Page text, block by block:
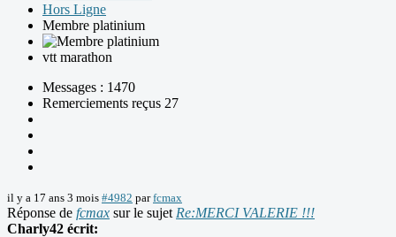
Hors Ligne
Membre platinium
vtt marathon
Messages : 1470
Remerciements reçus 27
il y a 17 ans 3 mois #4982 parfcmax
Réponse de fcmax sur le sujet Re:MERCI VALERIE !!!
Charly42 écrit: